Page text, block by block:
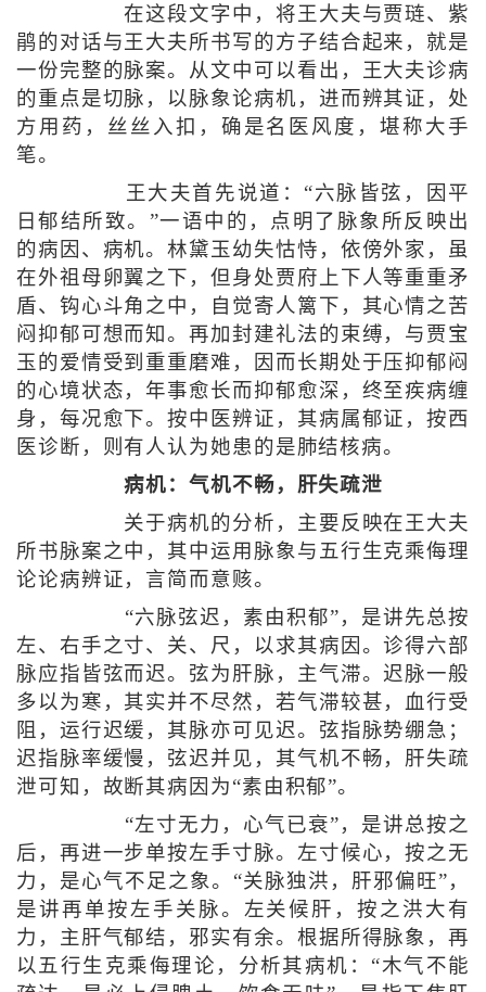
在这段文字中，将王大夫与贾琏、紫
鹃的对话与王大夫所书写的方子结合起来，就是
一份完整的脉案。从文中可以看出，王大夫诊病
的重点是切脉，以脉象论病机，进而辨其证，处
方用药，丝丝入扣，确是名医风度，堪称大手
笔。
王大夫首先说道：“六脉皆弦，因平
日郁结所致。”一语中的，点明了脉象所反映出
的病因、病机。林黛玉幼失怙恃，依傍外家，虽
在外祖母卵翼之下，但身处贾府上下人等重重矛
盾、钩心斗角之中，自觉寄人篱下，其心情之苦
闷抑郁可想而知。再加封建礼法的束缚，与贾宝
玉的爱情受到重重磨难，因而长期处于压抑郁闷
的心境状态，年事愈长而抑郁愈深，终至疾病缠
身，每况愈下。按中医辨证，其病属郁证，按西
医诊断，则有人认为她患的是肺结核病。
病机：气机不畅，肝失疏泄
关于病机的分析，主要反映在王大夫
所书脉案之中，其中运用脉象与五行生克乘侮理
论论病辨证，言简而意赅。
“六脉弦迟，素由积郁”，是讲先总按
左、右手之寸、关、尺，以求其病因。诊得六部
脉应指皆弦而迟。弦为肝脉，主气滞。迟脉一般
多以为寒，其实并不尽然，若气滞较甚，血行受
阻，运行迟缓，其脉亦可见迟。弦指脉势绷急；
迟指脉率缓慢，弦迟并见，其气机不畅，肝失疏
泄可知，故断其病因为“素由积郁”。
“左寸无力，心气已衰”，是讲总按之
后，再进一步单按左手寸脉。左寸候心，按之无
力，是心气不足之象。“关脉独洪，肝邪偏旺”，
是讲再单按左手关脉。左关候肝，按之洪大有
力，主肝气郁结，邪实有余。根据所得脉象，再
以五行生克乘侮理论，分析其病机：“木气不能